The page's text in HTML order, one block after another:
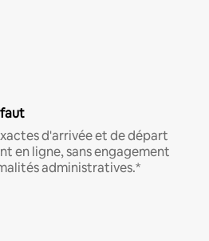
d'arrivée et de départ
en ligne, sans engagement
administratives.*